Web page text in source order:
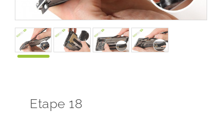
Etape 18